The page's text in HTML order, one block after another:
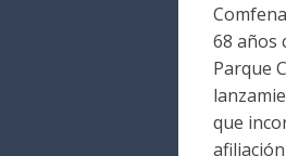
68 años
Parque
que